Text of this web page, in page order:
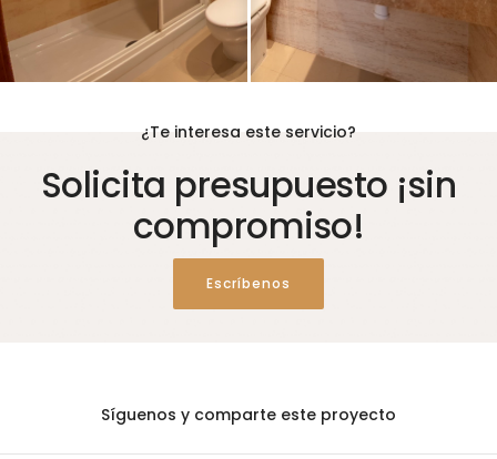
¿Te interesa este servicio?
Solicita presupuesto ¡sin
compromiso!
Escríbenos
Síguenos y comparte este proyecto